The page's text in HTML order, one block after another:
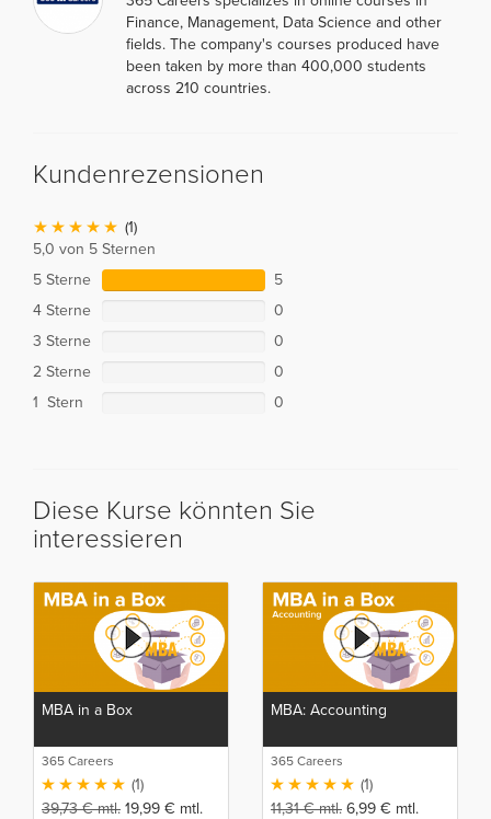
Finance, Management, Data Science and other
fields. The company's courses produced have
been taken by more than 400,000 students
across 210 countries.
Kundenrezensionen
(1)
5,0 von 5 Sternen
5 Sterne
5
4 Sterne
0
3 Sterne
0
2 Sterne
0
1 Stern
0
Diese Kurse könnten Sie
interessieren
MBA in a Box
365 Careers
(1)
39,73€mtl. 19,99 € mtl.
MBA: Accounting
365 Careers
(1)
11,31€mtl. 6,99 € mtl.